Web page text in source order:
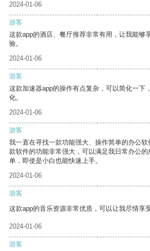
2024-01-06
游客
这款app的酒店、餐厅推荐非常有用，让我能够
验。
2024-01-06
游客
这款加速器app的操作有点复杂，可以简化一下
化。
2024-01-06
游客
我一直在寻找一款功能强大、操作简单的办公
款软件的功能非常强大，可以满足我日常办公
单，即使是小白也能快速上手。
2024-01-06
游客
这款app的音乐资源非常优质，可以让我尽情享
2024-01-06
游客